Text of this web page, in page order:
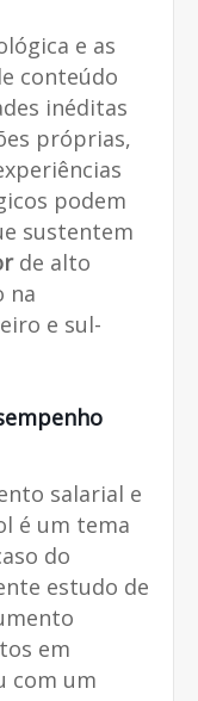
e as
conteúdo
inéditas
próprias,
podem
sustentem
de alto
na
e sul-
salarial e
é um tema
do
estudo de
em
com um